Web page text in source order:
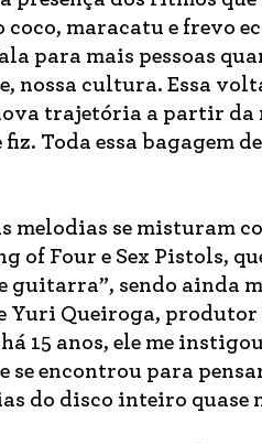
maracatu e frevo
para mais pessoas
nossa cultura. Essa
trajetória a partir da
Toda essa bagagem
melodias se misturam
of Four e Sex Pistols,
guitarra”, sendo ainda
Yuri Queiroga, produtor
15 anos, ele me
se encontrou para
do disco inteiro quase